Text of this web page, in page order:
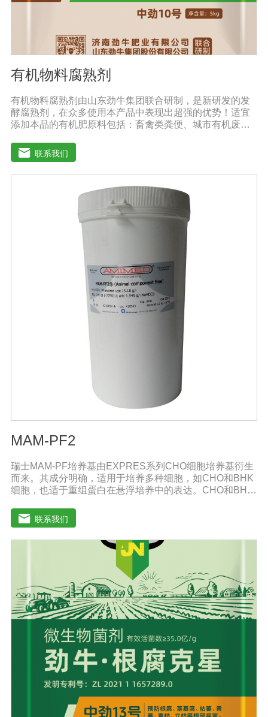
有机物料腐熟剂
有机物料腐熟剂由山东劲牛集团联合研制，是新研发的发
酵腐熟剂，在众多使用本产品中表现出超强的优势！适宜
添加本品的有机肥原料包括：畜禽类粪便、城市有机废弃
工废弃料（蔗糖泥、果渣、茶渣、蘑菇渣、酒糟、中草药
残渣、糠醛渣、农作物秸杆等）。【功效特点】1、本产品
适应性广，升温速度快，分解能力强，除臭效果彻底。2、
起温快在温度0℃以上时, 2天温度可升至60℃以上。可充
分分解畜禽类粪便中产生臭味的有机硫化物、有机氨化物
等, 升温后2-3天, 臭味大幅减低。3、发酵周期短15-20天即
可达到基本腐熟状态。4、发酵过程高温(60℃-70℃)持久
能杀灭发酵物中的病菌、虫卵、杂草种子。5、堆肥总养分
损失少, 腐殖质含量高, 钾元素含量增高明显。【用法用
量】 本品1公斤可发酵2-3吨物料。使用时先将发酵剂与稻
糠或玉米面或者干的发酵物料湿均匀, 后掺入发酵物中, 混
匀, 堆成堆(夏天堆高控制在0. 6-1米之间, 冬季0. 8-1. 6米之
间, 并用薄膜或草帘覆盖, 待内部温度升到25℃时, 将覆盖
物揭开)。待温度升到45℃(冬季温度升到55C)以上 时开始
一次翻堆, 以后每当堆温达到60℃以上时需进行翘堆, 15-
20天即可达到基本腐熟状态。
联系我们
MAM-PF2
瑞士MAM-PF培养基由EXPRES系列CHO细胞培养基衍生
而来。其成分明确，适用于培养多种细胞，如CHO和BHK
细胞，也适于重组蛋白在悬浮培养中的表达。CHO和BHK
列培养基不含L-谷氨酰胺以避免因L-谷氨酰胺降解和胺积累
带来的不利影响。MAM-PF培养基可添加极少量的酚红或
不添加。无血清培养基比需添加血清的培养基高级，它有
助于表达产物的纯化和后续处理。多数市场上出售的无血
物。因此成分完全明确的培养基和市场上其他添加血清的
培养基以及无血清培养基相比具有巨大的技术优势。从风
险控制的角度来看，不含动物蛋白的培养基也极受欢迎，
同时它还可以避免动物性原料短缺和不稳定带来的影响。
MAM-PF1、MAM-PF2、MAM-PF7d 和MAM-PF7e,MAM-
PF培养基不含动物性蛋白和多肽，无成分不明确的水解产
物。用户使用前需自行添加L-谷氨酰胺（0.6一8 mM）。
DMEM High GlouseDMEM培养基是使用BME改良培养
基，其氨基酸和维生素含量是BME培养的四倍。DMEM培
养基中含有非必需氨基酸和特定的必需微量元素，碳酸氢
钠的的浓度也提高了。标准配方DMEM培养基葡萄糖的含
量为1000 mg/L，高糖DMEM培养基葡萄糖的含量为4500
联系我们